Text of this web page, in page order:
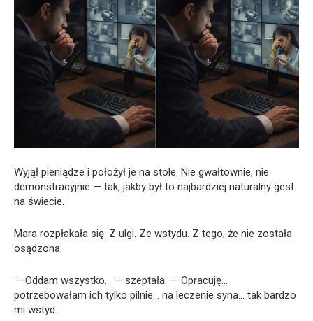
Wyjął pieniądze i położył je na stole. Nie gwałtownie, nie
demonstracyjnie — tak, jakby był to najbardziej naturalny gest
na świecie.
Mara rozpłakała się. Z ulgi. Ze wstydu. Z tego, że nie została
osądzona.
— Oddam wszystko… — szeptała. — Opracuję…
potrzebowałam ich tylko pilnie… na leczenie syna… tak bardzo
mi wstyd…